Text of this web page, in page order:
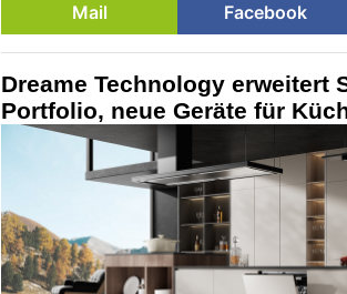
Mail
Facebook
Dreame Technology erweitert
Portfolio, neue Geräte für